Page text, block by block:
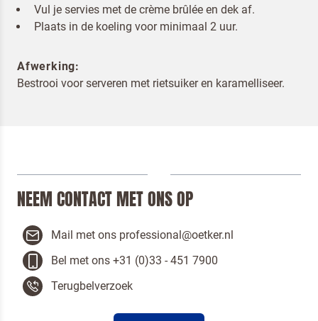
Vul je servies met de crème brûlée en dek af.
Plaats in de koeling voor minimaal 2 uur.
Afwerking:
Bestrooi voor serveren met rietsuiker en karamelliseer.
NEEM CONTACT MET ONS OP
Mail met ons professional@oetker.nl
Bel met ons +31 (0)33 - 451 7900
Terugbelverzoek
afbeelding van de